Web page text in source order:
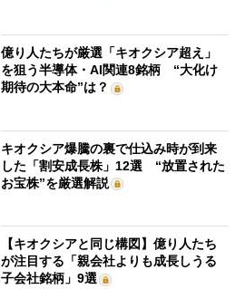
億り人たちが厳選「キオクシア超え」
を狙う半導体・AI関連8銘柄 “大化け
期待の大本命”は？
キオクシア爆騰の裏で仕込み時が到来
した「割安成長株」12選 “放置された
お宝株”を厳選解説
【キオクシアと同じ構図】億り人たち
が注目する「親会社よりも成長しうる
子会社銘柄」9選